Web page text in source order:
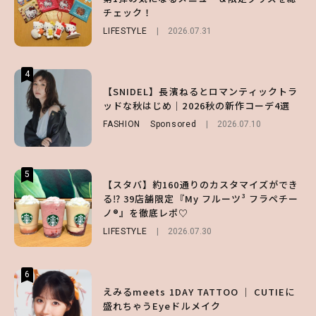
チェック！
LIFESTYLE 2026.07.31
4
【SNIDEL】長濱ねるとロマンティックトラ
ッドな秋はじめ｜2026秋の新作コーデ4選
FASHION Sponsored 2026.07.10
5
【スタバ】約160通りのカスタマイズができ
る⁉ 39店舗限定『My フルーツ³ フラペチー
ノ®』を徹底レポ♡
LIFESTYLE 2026.07.30
6
えみるmeets 1DAY TATTOO ｜ CUTIEに
盛れちゃうEyeドルメイク
ノ®』を徹底レポ♡
LIFESTYLE 2026.07.30
4
【大原優乃】夏メイクはプレイフルに！ドキ
ッとしちゃう色っぽ“うるみ目”のつくり方
BEAUTY 2026.08.01
5
【SNIDEL】長濱ねるとロマンティックトラ
ッドな秋はじめ｜2026秋の新作コーデ4選
6
【ALD1】グループの魅力＆素顔に迫る♡ 一
問一答をお届け！【sweet web独占】
るマストハブアイテム4選
FASHION 2026.07.19
4
【夏ヘアのくずれ・うねりに】ヘアメイク夢
月直伝♡ ドライシャンプー「バティスト」
を使ったプロ級スタイリング3選
Sponsored
5
【ハローキティ】がスシローと初コラボ♡
第1弾の気になるメニュー＆限定グッズを総
チェック！
LIFESTYLE 2026.07.31
6
【GU】夏の“主役級”アイテム決定！ヘルシ
ー＆可愛すぎる「大人の肌見せ」トップス3
選